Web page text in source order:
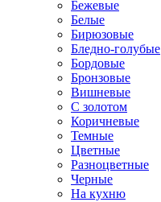
Бежевые
Белые
Бирюзовые
Бледно-голубые
Бордовые
Бронзовые
Вишневые
С золотом
Коричневые
Темные
Цветные
Разноцветные
Черные
На кухню